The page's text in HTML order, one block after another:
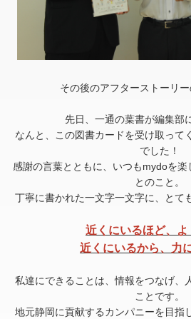
その後のアフターストーリー
先日、一通の葉書が編集部
なんと、この図書カードを受け取って
でした！
感謝の言葉とともに、いつもmydoを楽
とのこと。
丁寧に書かれた一文字一文字に、とて
近くにいるほど、よ
近くにいるから、力
私達にできることは、情報をつなげ、
ことです。
地元静岡に貢献するカンパニーを目指